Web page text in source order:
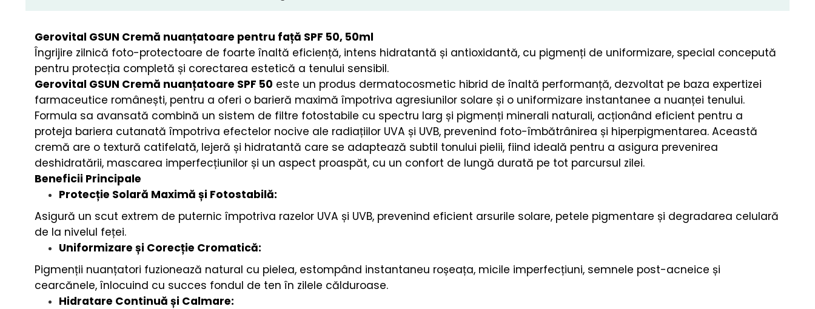
Gerovital GSUN Cremă nuanțatoare pentru față SPF 50, 50ml
Îngrijire zilnică foto-protectoare de foarte înaltă eficiență, intens hidratantă și antioxidantă, cu pigmenți de uniformizare, special concepută
pentru protecția completă și corectarea estetică a tenului sensibil.
Gerovital GSUN Cremă nuanțatoare SPF 50 este un produs dermatocosmetic hibrid de înaltă performanță, dezvoltat pe baza expertizei
farmaceutice românești, pentru a oferi o barieră maximă împotriva agresiunilor solare și o uniformizare instantanee a nuanței tenului.
Formula sa avansată combină un sistem de filtre fotostabile cu spectru larg și pigmenți minerali naturali, acționând eficient pentru a
proteja bariera cutanată împotriva efectelor nocive ale radiațiilor UVA și UVB, prevenind foto-îmbătrânirea și hiperpigmentarea. Această
cremă are o textură catifelată, lejeră și hidratantă care se adaptează subtil tonului pielii, fiind ideală pentru a asigura prevenirea
deshidratării, mascarea imperfecțiunilor și un aspect proaspăt, cu un confort de lungă durată pe tot parcursul zilei.
Beneficii Principale
Protecție Solară Maximă și Fotostabilă:
Asigură un scut extrem de puternic împotriva razelor UVA și UVB, prevenind eficient arsurile solare, petele pigmentare și degradarea celulară
de la nivelul feței.
Uniformizare și Corecție Cromatică:
Pigmenții nuanțatori fuzionează natural cu pielea, estompând instantaneu roșeața, micile imperfecțiuni, semnele post-acneice și
cearcănele, înlocuind cu succes fondul de ten în zilele călduroase.
Hidratare Continuă și Calmare: